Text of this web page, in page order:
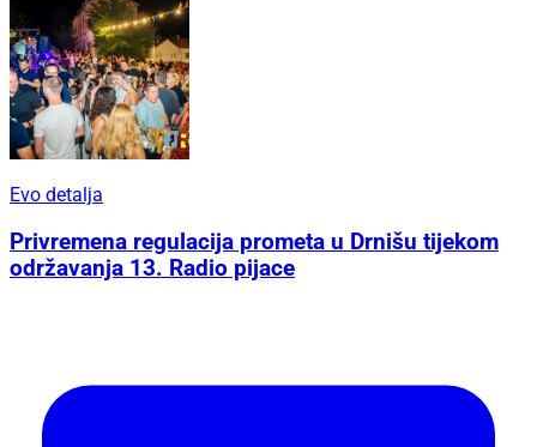
Evo detalja
Privremena regulacija prometa u Drnišu tijekom
održavanja 13. Radio pijace